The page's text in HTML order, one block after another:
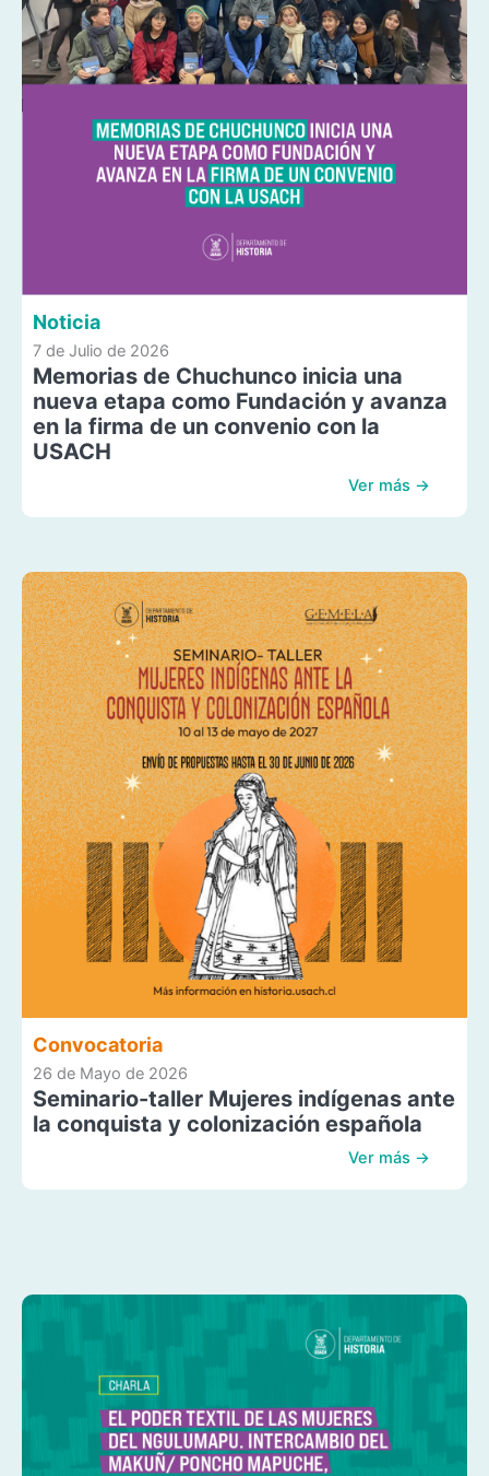
Noticia
7 de Julio de 2026
Memorias de Chuchunco inicia una
nueva etapa como Fundación y avanza
en la firma de un convenio con la
USACH
Ver más →
Convocatoria
26 de Mayo de 2026
Seminario-taller Mujeres indígenas ante
la conquista y colonización española
Ver más →